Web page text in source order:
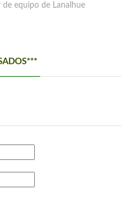
equipo de Lanalhue